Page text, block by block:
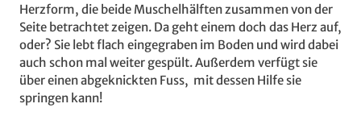
Herzform, die beide Muschelhälften zusammen von der
Seite betrachtet zeigen. Da geht einem doch das Herz auf,
oder? Sie lebt flach eingegraben im Boden und wird dabei
auch schon mal weiter gespült. Außerdem verfügt sie
über einen abgeknickten Fuss, mit dessen Hilfe sie
springen kann!